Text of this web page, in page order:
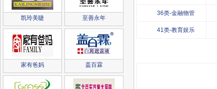
凯玲美睫 至善永年
家有爸妈 盖百霖
36类-金融物管
41类-教育娱乐